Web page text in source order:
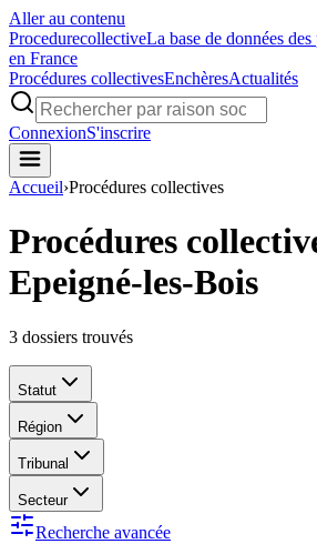
Aller au contenu
ProcedurecollectiveLa base de données
en France
Procédures collectivesEnchèresActualités
ConnexionS'inscrire
Accueil›Procédures collectives
Procédures
Epeigné-les-Bois
3 dossiers trouvés
Statut
Région
Tribunal
Secteur
Recherche avancée